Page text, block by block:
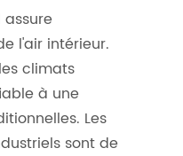
l'air intérieur.
climats
à une
Les
sont de